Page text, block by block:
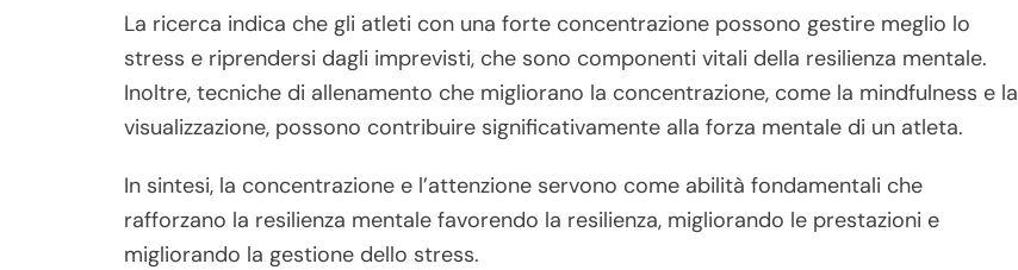
La ricerca indica che gli atleti con una forte concentrazione possono gestire meglio lo
stress e riprendersi dagli imprevisti, che sono componenti vitali della resilienza mentale.
Inoltre, tecniche di allenamento che migliorano la concentrazione, come la mindfulness e la
visualizzazione, possono contribuire significativamente alla forza mentale di un atleta.
In sintesi, la concentrazione e l’attenzione servono come abilità fondamentali che
rafforzano la resilienza mentale favorendo la resilienza, migliorando le prestazioni e
migliorando la gestione dello stress.